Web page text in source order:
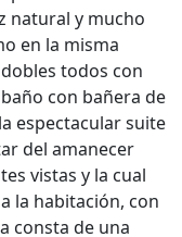
natural y mucho
en la misma
todos con
con bañera de
espectacular suite
del amanecer
vistas y la cual
la habitación, con
consta de una